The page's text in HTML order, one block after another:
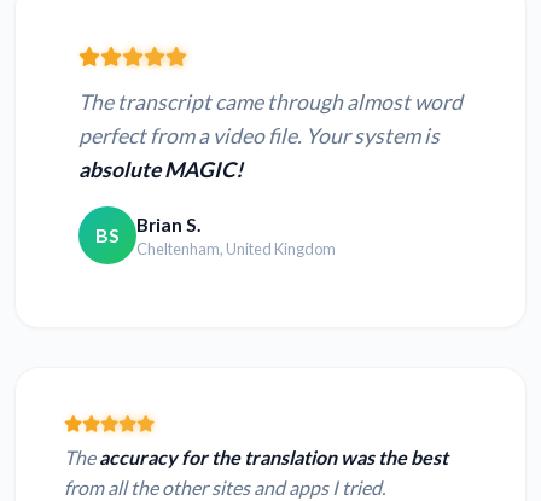
The transcript came through almost word
perfect from a video file. Your system is
absolute MAGIC!
BS Brian S.
Cheltenham, United Kingdom
Theaccuracy for the translation was the best
from all the other sites and apps I tried.